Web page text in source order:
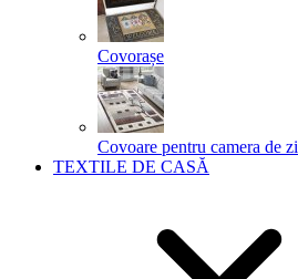
Covorașe
Covoare pentru camera de zi
TEXTILE DE CASĂ